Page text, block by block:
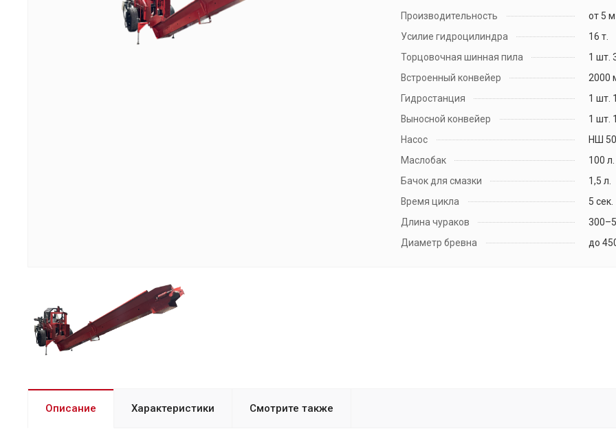
Производительность
от 5
Усилие гидроцилиндра
16 т.
Торцовочная шинная пила
1 шт.
Встроенный конвейер
2000
Гидростанция
1 шт.
Выносной конвейер
1 шт.
Насос
НШ
Маслобак
100 л.
Бачок для смазки
1,5 л.
Время цикла
5 сек.
Длина чураков
Диаметр бревна
до
Описание Характеристики Смотрите также